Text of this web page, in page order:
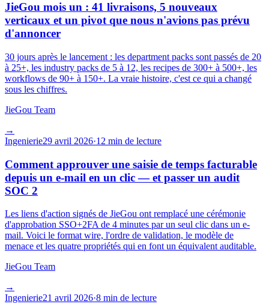
JieGou mois un : 41 livraisons, 5 nouveaux
verticaux et un pivot que nous n'avions pas prévu
d'annoncer
30 jours après le lancement : les department packs sont passés de 20
à 25+, les industry packs de 5 à 12, les recipes de 300+ à 500+, les
workflows de 90+ à 150+. La vraie histoire, c'est ce qui a changé
sous les chiffres.
JieGou Team
→
Ingenierie29 avril 2026·12 min de lecture
Comment approuver une saisie de temps facturable
depuis un e-mail en un clic — et passer un audit
SOC 2
Les liens d'action signés de JieGou ont remplacé une cérémonie
d'approbation SSO+2FA de 4 minutes par un seul clic dans un e-
mail. Voici le format wire, l'ordre de validation, le modèle de
menace et les quatre propriétés qui en font un équivalent auditable.
JieGou Team
→
Ingenierie21 avril 2026·8 min de lecture